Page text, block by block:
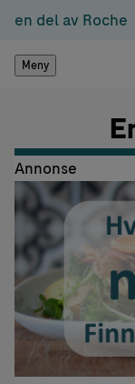
en del av Roche
Meny
Annonse